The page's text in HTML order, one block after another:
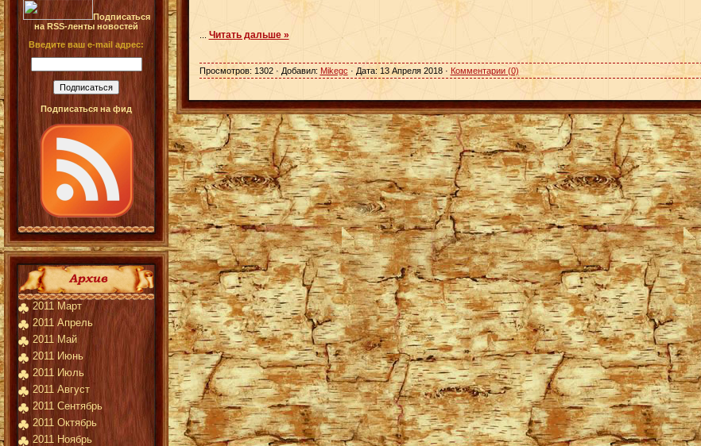
Подписаться
на RSS-ленты новостей
Введите ваш e-mail адрес:
Подписаться на фид
2011 Март
2011 Апрель
2011 Май
2011 Июнь
2011 Июль
2011 Август
2011 Сентябрь
2011 Октябрь
2011 Ноябрь
Читать дальше »
Просмотров: 1302 · Добавил: Mikegc · Дата: 13 Апреля 2018· Комментарии (0)